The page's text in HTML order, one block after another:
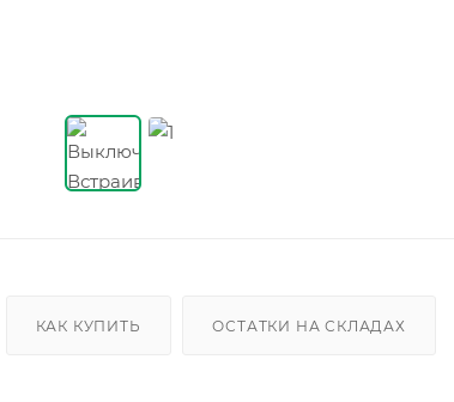
КАК КУПИТЬ ОСТАТКИ НА СКЛАДАХ